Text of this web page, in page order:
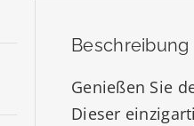
Beschreibung
Genießen Sie
Dieser